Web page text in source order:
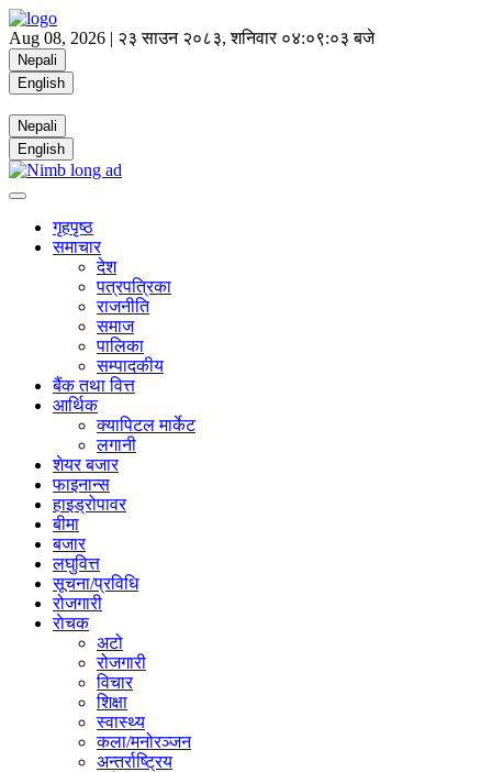
Aug 08, 2026 | २३ साउन २०८३, शनिवार ०४:०९:०३ बजे
Nepali
English
Nepali
English
गृहपृष्ठ
समाचार
देश
पत्रपत्रिका
राजनीति
समाज
पालिका
सम्पादकीय
बैंक तथा वित्त
आर्थिक
क्यापिटल मार्केट
लगानी
शेयर बजार
फाइनान्स
हाइड्रोपावर
बीमा
बजार
लघुवित्त
सूचना/प्रविधि
रोजगारी
राेचक
अटो
रोजगारी
विचार
शिक्षा
स्वास्थ्य
कला/मनोरञ्जन
अन्तर्राष्ट्रिय